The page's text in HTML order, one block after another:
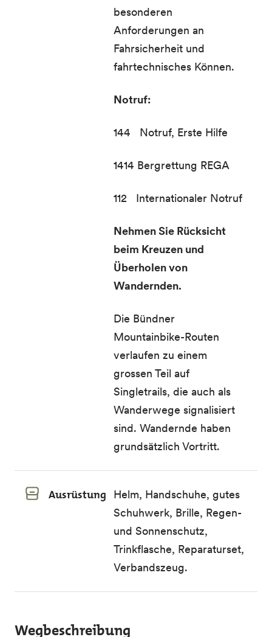
besonderen
Anforderungen an
Fahrsicherheit und
fahrtechnisches Können.
Notruf:
144 Notruf, Erste Hilfe
1414 Bergrettung REGA
112 Internationaler Notruf
Nehmen Sie Rücksicht
beim Kreuzen und
Überholen von
Wandernden.
Die Bündner
Mountainbike-Routen
verlaufen zu einem
grossen Teil auf
Singletrails, die auch als
Wanderwege signalisiert
sind. Wandernde haben
grundsätzlich Vortritt.
Ausrüstung
Helm, Handschuhe, gutes
Schuhwerk, Brille, Regen-
und Sonnenschutz,
Trinkflasche, Reparaturset,
Verbandszeug.
Wegbeschreibung